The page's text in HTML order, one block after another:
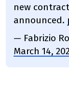
new
announced.
— Fabrizio
March 14,